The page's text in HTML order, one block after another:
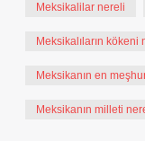
Meksikalilar nereli
Meksikalıların kökeni
Meksikanın en
Meksikanın milleti